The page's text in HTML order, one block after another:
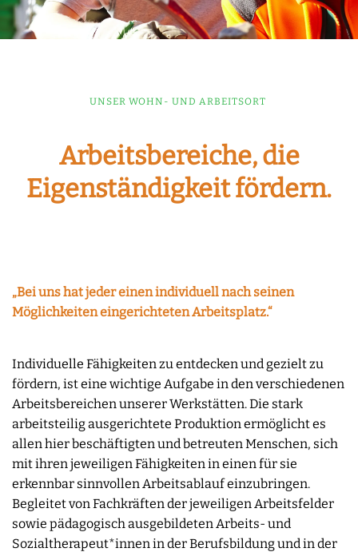
UNSER WOHN- UND ARBEITSORT
Arbeitsbereiche, die
Eigenständigkeit fördern.
„Bei uns hat jeder einen individuell nach seinen
Möglichkeiten eingerichteten Arbeitsplatz.“
Individuelle Fähigkeiten zu entdecken und gezielt zu
fördern, ist eine wichtige Aufgabe in den verschiedenen
Arbeitsbereichen unserer Werkstätten. Die stark
arbeitsteilig ausgerichtete Produktion ermöglicht es
allen hier beschäftigten und betreuten Menschen, sich
mit ihren jeweiligen Fähigkeiten in einen für sie
erkennbar sinnvollen Arbeitsablauf einzubringen.
Begleitet von Fachkräften der jeweiligen Arbeitsfelder
sowie pädagogisch ausgebildeten Arbeits- und
Sozialtherapeut*innen in der Berufsbildung und in der